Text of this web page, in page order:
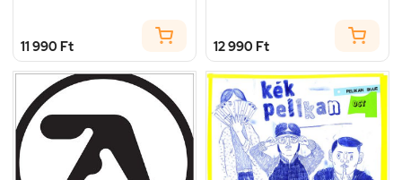
11 990 Ft 12 990 Ft